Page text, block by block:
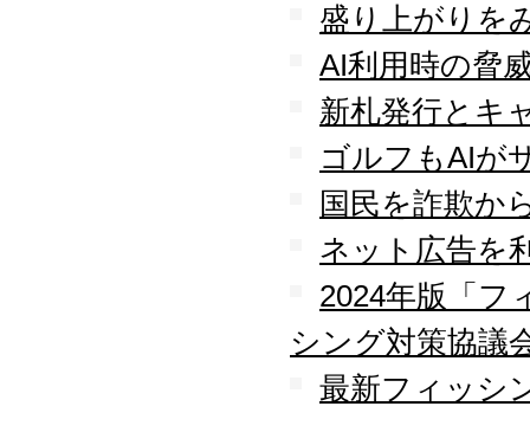
盛り上がりを
AI利用時の脅
新札発行とキ
ゴルフもAIが
国民を詐欺か
ネット広告を
2024年版「フ
シング対策協議
最新フィッシ